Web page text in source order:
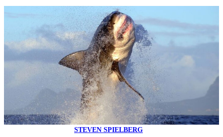
STEVEN SPIELBERG